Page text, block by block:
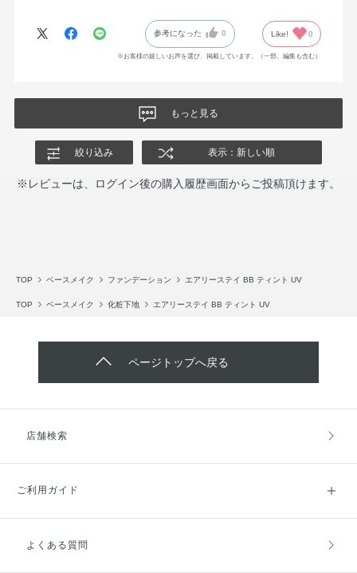
参考になった 0 Like! 0
※お客様の嬉しいお声を選び、掲載しています。（一部、編集も含む）
もっと見る
絞り込み 表示：新しい順
※レビューは、ログイン後の購入履歴画面からご投稿頂けます。
TOP ベースメイク ファンデーション エアリーステイ BB ティント UV
TOP ベースメイク 化粧下地 エアリーステイ BB ティント UV
ページトップへ戻る
店舗検索
ご利用ガイド
ご利用ガイドトップ
よくある質問